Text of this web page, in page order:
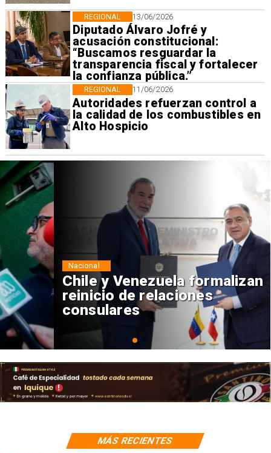
13/06/2026
Diputado Álvaro Jofré y
acusación constitucional:
“Buscamos resguardar la
transparencia fiscal y fortalecer
la confianza pública.”
REGIONAL
11/06/2026
Autoridades refuerzan control a
la calidad de los combustibles en
Alto Hospicio
REGIONAL
Chile y Venezuela formalizan
reinicio de relaciones
consulares
Nacional
MÁS RECIENTES